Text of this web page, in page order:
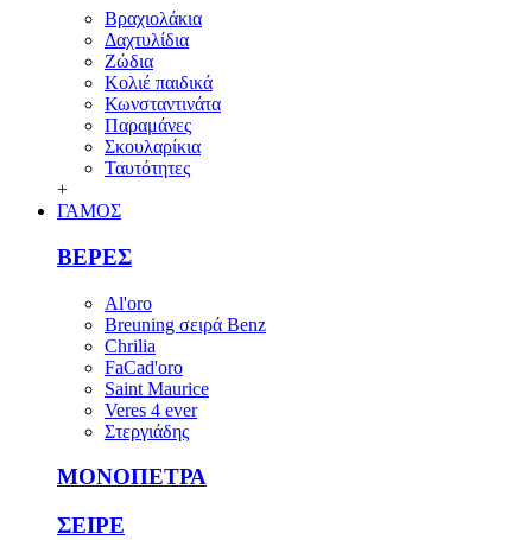
Βραχιολάκια
Δαχτυλίδια
Ζώδια
Κολιέ παιδικά
Κωνσταντινάτα
Παραμάνες
Σκουλαρίκια
Ταυτότητες
+
ΓΑΜΟΣ
ΒΕΡΕΣ
Al'oro
Breuning σειρά Benz
Chrilia
FaCad'oro
Saint Maurice
Veres 4 ever
Στεργιάδης
ΜΟΝΟΠΕΤΡΑ
ΣΕΙΡΕ